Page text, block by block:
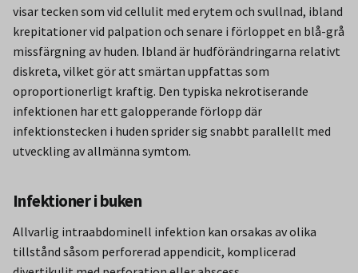
visar tecken som vid cellulit med erytem och svullnad, ibland
krepitationer vid palpation och senare i förloppet en blå-grå
missfärgning av huden. Ibland är hudförändringarna relativt
diskreta, vilket gör att smärtan uppfattas som
oproportionerligt kraftig. Den typiska nekrotiserande
infektionen har ett galopperande förlopp där
infektionstecken i huden sprider sig snabbt parallellt med
utveckling av allmänna symtom.
Infektioner i buken
Allvarlig intraabdominell infektion kan orsakas av olika
tillstånd såsom perforerad appendicit, komplicerad